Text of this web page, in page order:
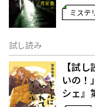
ミステ
試し読み
【試
いの！
シェ』